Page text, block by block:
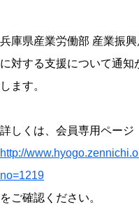
兵庫県産業労働部 産業振
に対する支援について通知
します。
詳しくは、会員専用ページ
http://
no=1219
をご確認ください。